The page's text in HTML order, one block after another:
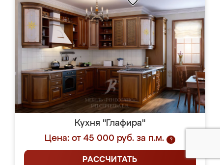
Кухня "Глафира"
Цена: от 45 000 руб. за п.м.
?
РАССЧИТАТЬ